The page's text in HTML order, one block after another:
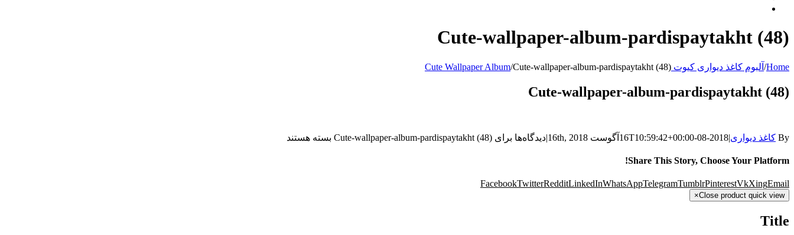
Cute-wallpaper-album-pardispaytakht (48)
Home
/ آلبوم کاغذ دیواری کیوت Cute Wallpaper Album /Cute-wallpaper-album-pardispaytakht (48)
Cute-wallpaper-album-pardispaytakht (48)
By کاغذ دیواری|
2018-08-16T10:59:42+00:00 آگوست 16th, 2018 |دیدگاه‌ها برای Cute-wallpaper-album-pardispaytakht (48) بسته هستند
Share This Story, Choose Your Platform!
FacebookTwitterRedditLinkedInWhatsAppTelegramTumblrPinterestVkXingEmail
Close product quick view
×
Title